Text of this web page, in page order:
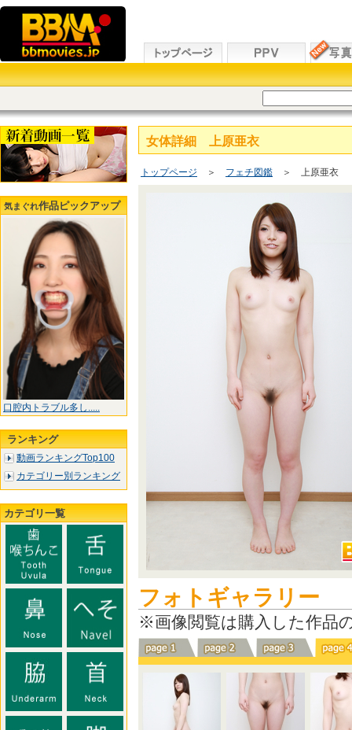
気まぐれ作品ピックアップ
口腔内トラブル多し.....
ランキング
動画ランキングTop100
カテゴリー別ランキング
カテゴリ一覧
女体詳細 上原亜衣
トップページ ＞ フェチ図鑑 ＞ 上原亜衣
フォトギャラリー
※画像閲覧は購入した作品